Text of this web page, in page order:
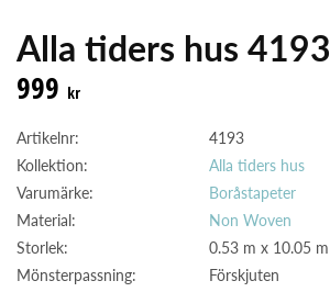
Alla tiders hus 4193
999 kr
Artikelnr:
4193
Kollektion:
Alla tiders hus
Varumärke:
Boråstapeter
Material:
Non Woven
Storlek:
0.53 m x 10.05 m
Mönsterpassning:
Förskjuten